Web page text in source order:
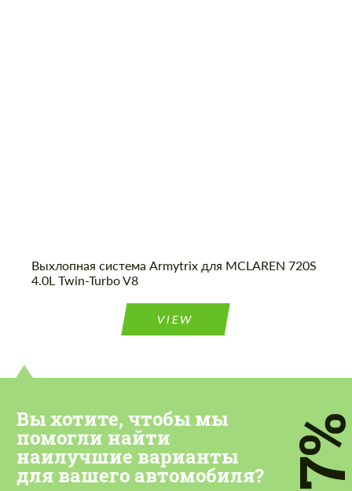
Выхлопная система Armytrix для MCLAREN 720S
4.0L Twin-Turbo V8
VIEW
Вы хотите, чтобы мы
помогли найти
наилучшие варианты
для вашего автомобиля?
Мы говорим на вашем языке
Мы говорим на вашем языке